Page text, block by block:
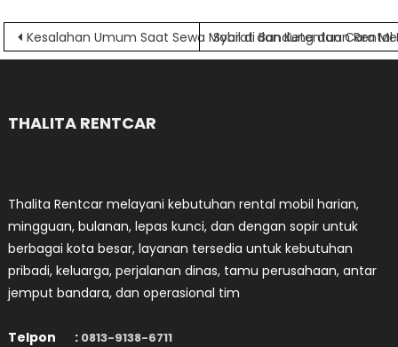
Navigasi
Kesalahan Umum Saat Sewa Mobil di Bandung dan Cara
Syarat dan Ketentuan Rental
THALITA RENTCAR
Thalita Rentcar melayani kebutuhan rental mobil harian,
mingguan, bulanan, lepas kunci, dan dengan sopir untuk
berbagai kota besar, layanan tersedia untuk kebutuhan
pribadi, keluarga, perjalanan dinas, tamu perusahaan, antar
jemput bandara, dan operasional tim
Telpon : 0813-9138-6711